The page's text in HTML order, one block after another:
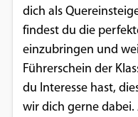
dich als
findest du die
einzubringen und
Führerschein der
du Interesse hast,
wir dich gerne dabei.